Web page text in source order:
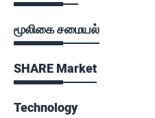
மூலிகை சமையல்
SHARE Market
Technology